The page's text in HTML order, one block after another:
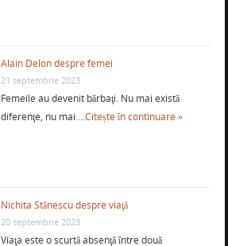
Alain Delon despre femei
21 septembrie 2023
Femeile au devenit bărbaţi. Nu mai există
diferenţe, nu mai …Citește în continuare »
Nichita Stănescu despre viaţă
20 septembrie 2023
Viaţa este o scurtă absenţă între două